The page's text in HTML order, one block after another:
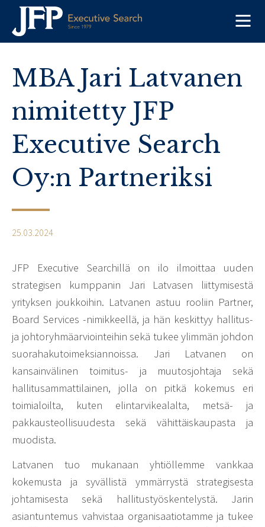
Skip
content
MBA Jari Latvanen
nimitetty JFP
Executive Search
Oy:n Partneriksi
25.03.2024
JFP Executive Searchillä on ilo ilmoittaa uuden
strategisen kumppanin Jari Latvasen liittymisestä
yrityksen joukkoihin. Latvanen astuu rooliin Partner,
Board Services -nimikkeellä, ja hän keskittyy hallitus-
ja johtoryhmäarviointeihin sekä tukee ylimmän johdon
suorahakutoimeksiannoissa. Jari Latvanen on
kansainvälinen toimitus- ja muutosjohtaja sekä
hallitusammattilainen, jolla on pitkä kokemus eri
toimialoilta, kuten elintarvikealalta, metsä- ja
pakkausteollisuudesta sekä vähittäiskaupasta ja
muodista.
Latvanen tuo mukanaan yhtiöllemme vankkaa
kokemusta ja syvällistä ymmärrystä strategisesta
johtamisesta sekä hallitustyöskentelystä. Jarin
asiantuntemus vahvistaa organisaatiotamme ja tukee